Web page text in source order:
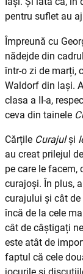
pentru suflet au
Împreună cu
nădejde din
într-o zi de marți,
Waldorf din Iași.
clasa a II-a,
ceva din tainele
Cărțile Curajulși
au creat prilejul
pe care le facem,
curajoși. În plus,
curajului și cât
încă de la cele
cât de câștigați
este atât de
faptul că cele